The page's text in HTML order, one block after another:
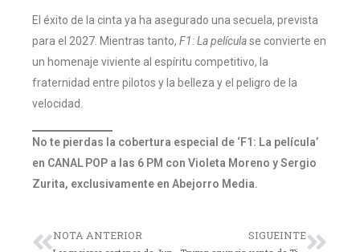
El éxito de la cinta ya ha asegurado una secuela, prevista
para el 2027. Mientras tanto, F1: La películase convierte en
un homenaje viviente al espíritu competitivo, la
fraternidad entre pilotos y la belleza y el peligro de la
velocidad.
No te pierdas la cobertura especial de ‘F1: La película’
en CANAL POP a las 6 PM con Violeta Moreno y Sergio
Zurita, exclusivamente en Abejorro Media.
NOTA ANTERIOR SIGUEINTE